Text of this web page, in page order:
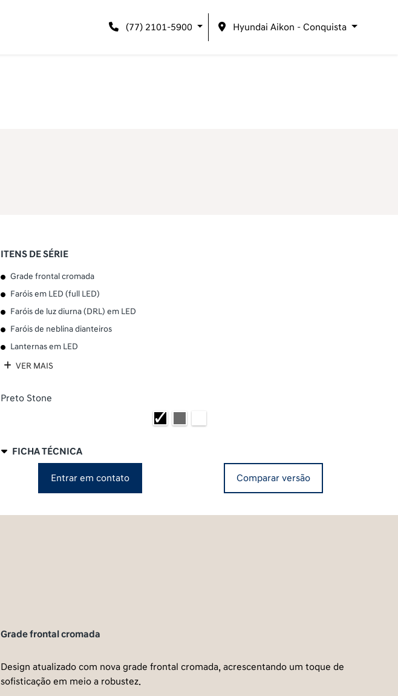
(77) 2101-5900 Hyundai Aikon – Conquista
ITENS DE SÉRIE
Grade frontal cromada
Faróis em LED (full LED)
Faróis de luz diurna (DRL) em LED
Faróis de neblina dianteiros
Lanternas em LED
VER MAIS
Preto Stone
FICHA TÉCNICA
Entrar em contato Comparar versão
Grade frontal cromada
Design atualizado com nova grade frontal cromada, acrescentando um toque de
sofisticação em meio a robustez.